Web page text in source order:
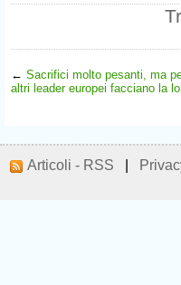
← Sacrifici molto pesanti, ma
altri leader europei facciano la
Articoli - RSS